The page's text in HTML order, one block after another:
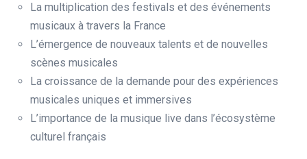
La multiplication des festivals et des événements
musicaux à travers la France
L’émergence de nouveaux talents et de nouvelles
scènes musicales
La croissance de la demande pour des expériences
musicales uniques et immersives
L’importance de la musique live dans l’écosystème
culturel français